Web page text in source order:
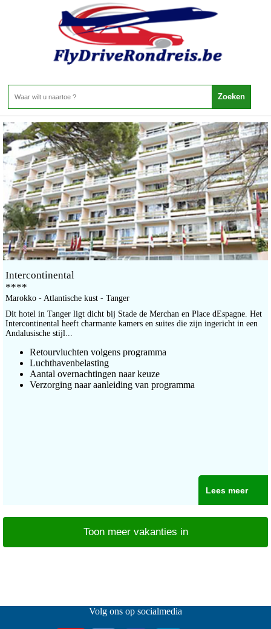
Marokko - Sahara
Home>
Intercontinental
****
Marokko - Atlantische kust - Tanger
Dit hotel in Tanger ligt dicht bij Stade de Merchan en Place dEspagne. Het
Intercontinental heeft charmante kamers en suites die zijn ingericht in een
Andalusische stijl...
Retourvluchten volgens programma
Luchthavenbelasting
Aantal overnachtingen naar keuze
Verzorging naar aanleiding van programma
Lees meer
Toon meer vakanties in
Volg ons op socialmedia